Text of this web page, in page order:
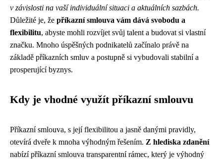
v závislosti na vaší individuální situaci a aktuálních sazbách.
Důležité je, že příkazní smlouva vám dává svobodu a
flexibilitu, abyste mohli rozvíjet svůj talent a budovat si vlastní
značku. Mnoho úspěšných podnikatelů začínalo právě na
základě příkazních smluv a postupně si vybudovali stabilní a
prosperující byznys.
Kdy je vhodné využít příkazní smlouvu
Příkazní smlouva, s její flexibilitou a jasně danými pravidly,
otevírá dveře k mnoha výhodným řešením. Z hlediska zdanění
nabízí příkazní smlouva transparentní rámec, který je výhodný